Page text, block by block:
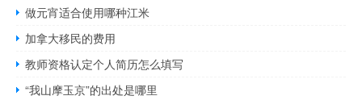
做元宵适合使用哪种江米
加拿大移民的费用
教师资格认定个人简历怎么填写
“我山摩玉京”的出处是哪里